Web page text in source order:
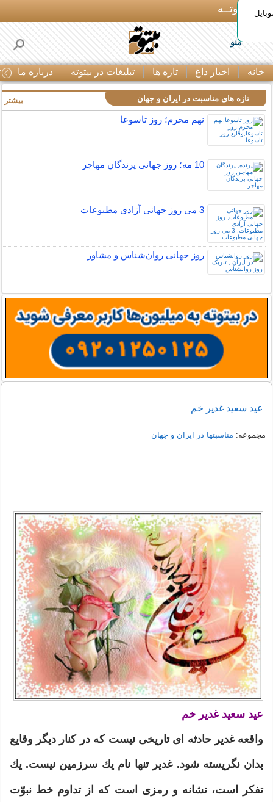
بـیتوتــه
منو
خانه اخبار داغ تازه ها تبلیغات در بیتوته درباره ما
تازه های مناسبت در ایران و جهان
نهم محرم؛ روز تاسوعا
10 مه؛ روز جهانی پرندگان مهاجر
3 می روز جهانی آزادی مطبوعات
روز جهانی روان‌شناس و مشاور
بیشتر
عید سعید غدیر خم
مجموعه: مناسبتها در ایران و جهان
عید سعید غدیر خم
واقعه غدیر حادثه ای تاریخی نیست كه در كنار دیگر وقایع
بدان نگریسته شود. غدیر تنها نام یك سرزمین نیست. یك
تفكر است، نشانه و رمزی است كه از تداوم خط نبوّت